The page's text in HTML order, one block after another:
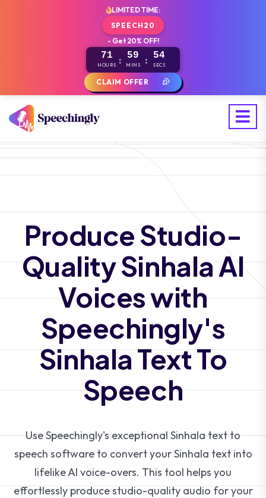
LIMITED TIME:
SPEECH20
- Get 20% OFF!
71
HOURS : 59
MINS : 52
SECS
CLAIM OFFER
Produce Studio-
Quality Sinhala AI
Voices with
Speechingly's
Sinhala Text To
Speech
Use Speechingly's exceptional Sinhala text to
speech software to convert your Sinhala text into
lifelike AI voice-overs. This tool helps you
effortlessly produce studio-quality audio for your